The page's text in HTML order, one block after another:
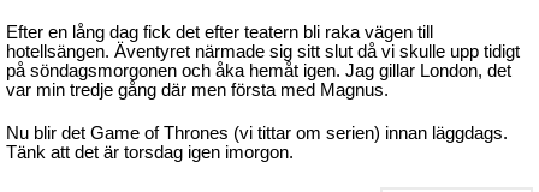
Efter en lång dag fick det efter teatern bli raka vägen till
hotellsängen. Äventyret närmade sig sitt slut då vi skulle upp tidigt
på söndagsmorgonen och åka hemåt igen. Jag gillar London, det
var min tredje gång där men första med Magnus.
Nu blir det Game of Thrones (vi tittar om serien) innan läggdags.
Tänk att det är torsdag igen imorgon.